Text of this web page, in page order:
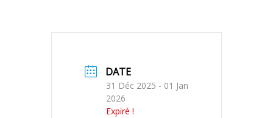
DATE
31 Déc 2025 - 01 Jan
2026
Expiré !